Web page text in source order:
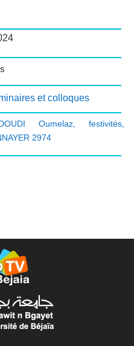
et colloques
Oumelaz, festivités,
2974